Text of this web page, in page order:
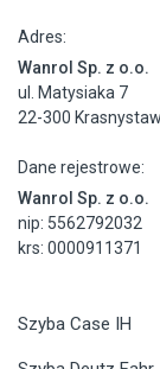
Adres:
Wanrol Sp. z o.o.
ul. Matysiaka 7
22-300 Krasnystaw
Dane rejestrowe:
Wanrol Sp. z o.o.
nip: 5562792032
krs: 0000911371
Szyba Case IH